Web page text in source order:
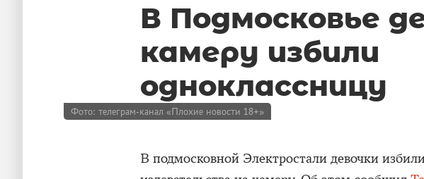
В Подмосковье
камеру избили
одноклассницу
Фото: телеграм-канал «Плохие новости 18+»
В подмосковной Электростали девочки